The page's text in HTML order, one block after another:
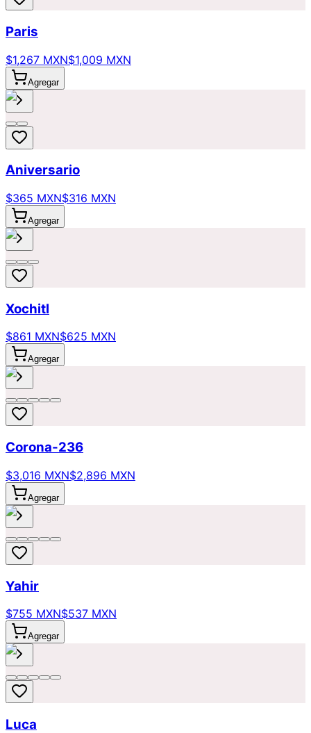
Paris
$1,267 MXN$1,009 MXN
Agregar
Aniversario
$365 MXN$316 MXN
Agregar
Xochitl
$861 MXN$625 MXN
Agregar
Corona-236
$3,016 MXN$2,896 MXN
Agregar
Yahir
$755 MXN$537 MXN
Agregar
Luca